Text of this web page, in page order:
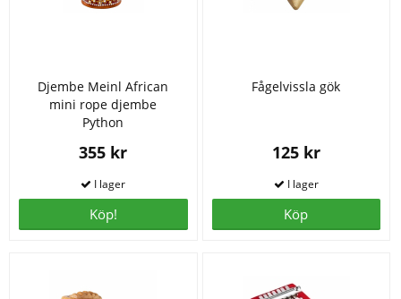
Djembe Meinl African
mini rope djembe
Python
355 kr
Köp!
Fågelvissla gök
125 kr
Köp